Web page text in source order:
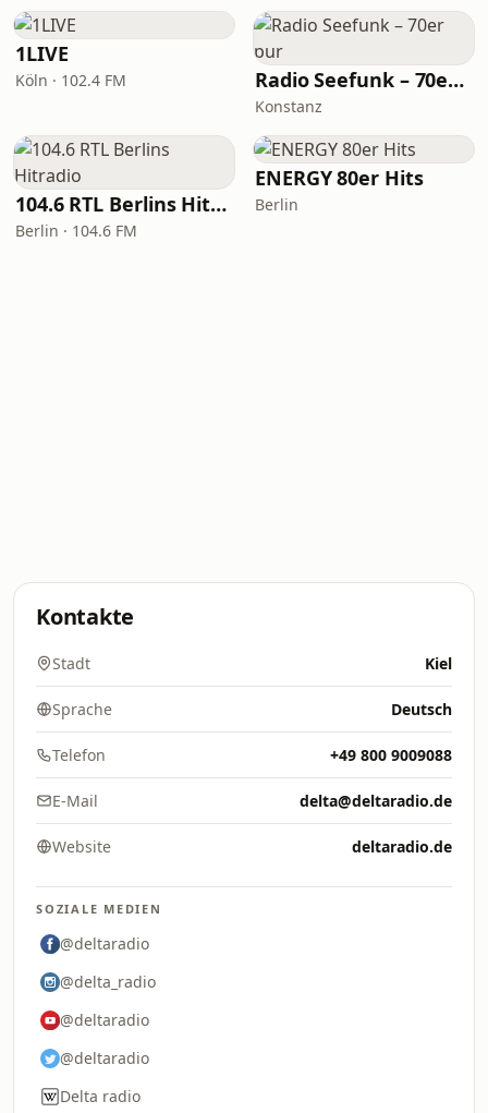
1LIVE
Köln · 102.4 FM Radio Seefunk – 70er pur
Konstanz
104.6 RTL Berlins Hitradio
Berlin · 104.6 FM
ENERGY 80er Hits
Berlin
Kontakte
Stadt Kiel
Sprache Deutsch
Telefon +49 800 9009088
E-Mail delta@deltaradio.de
Website deltaradio.de
SOZIALE MEDIEN
@deltaradio
@delta_radio
@deltaradio
@deltaradio
Delta radio